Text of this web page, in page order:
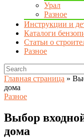
Урал
Разное
Инструкции и
Каталоги
Статьи о
Разное
Главная страница »
дома
Разное
Выбор
дома